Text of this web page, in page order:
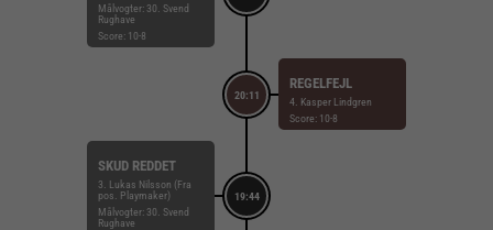
Målvogter: 30. Svend
Rughave
Score: 10-8
20:11
REGELFEJL
4. Kasper Lindgren
Score: 10-8
19:44
SKUD REDDET
3. Lukas Nilsson (Fra
pos. Playmaker)
Målvogter: 30. Svend
Rughave